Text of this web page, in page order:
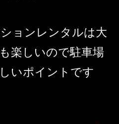
ョンレンタルは大
楽しいので駐車場
いポイントです